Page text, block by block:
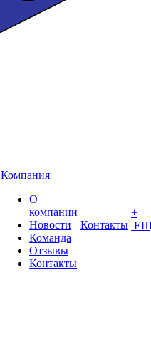
Компания
О
компании
Новости
Команда
Отзывы
Контакты
Контакты
+